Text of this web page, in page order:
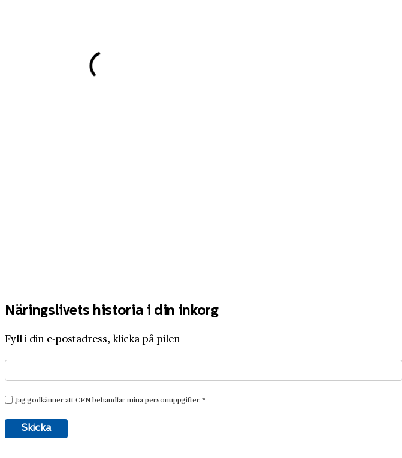
Näringslivets historia i din inkorg
Fyll i din e-postadress, klicka på pilen